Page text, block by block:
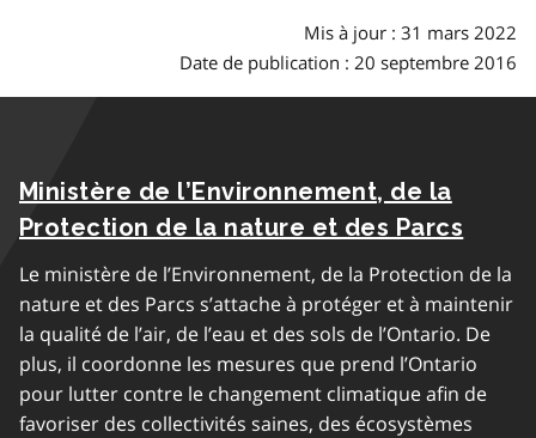
Mis à jour : 31 mars 2022
Date de publication : 20 septembre 2016
Ministère de l’Environnement, de la
Protection de la nature et des Parcs
Le ministère de l’Environnement, de la Protection de la
nature et des Parcs s’attache à protéger et à maintenir
la qualité de l’air, de l’eau et des sols de l’Ontario. De
plus, il coordonne les mesures que prend l’Ontario
pour lutter contre le changement climatique afin de
favoriser des collectivités saines, des écosystèmes